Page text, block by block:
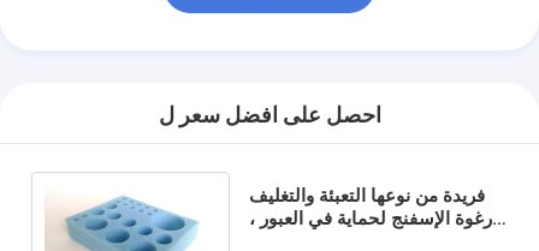
احصل على افضل سعر ل
فريدة من نوعها التعبئة والتغليف
رغوة الإسفنج لحماية في العبور ،